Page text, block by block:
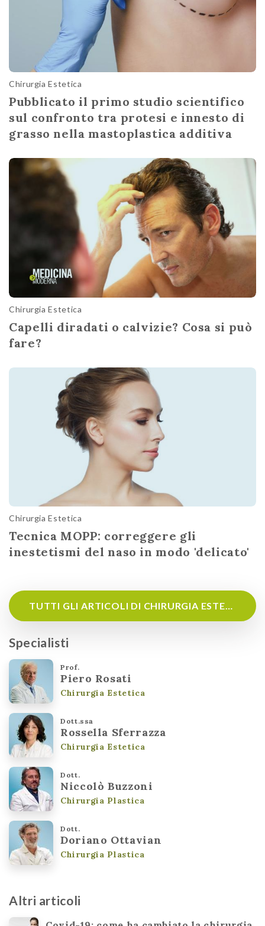
Chirurgia Estetica
Pubblicato il primo studio scientifico
sul confronto tra protesi e innesto di
grasso nella mastoplastica additiva
Chirurgia Estetica
Capelli diradati o calvizie? Cosa si può
fare?
Chirurgia Estetica
Tecnica MOPP: correggere gli
inestetismi del naso in modo 'delicato'
TUTTI GLI ARTICOLI DI CHIRURGIA ESTETICA
Specialisti
Prof.
Piero Rosati
Chirurgia Estetica
Dott.ssa
Rossella Sferrazza
Chirurgia Estetica
Dott.
Niccolò Buzzoni
Chirurgia Plastica
Dott.
Doriano Ottavian
Chirurgia Plastica
Altri articoli